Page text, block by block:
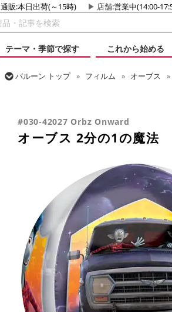
通販:本日出荷(～15時) 店舗:営業中(14:00-
テーマ・季節で探す
これから始める
バルーン トップ フィルム オーブス
#030-42027 Orbz Onward
オーブス 2分の1の魔法